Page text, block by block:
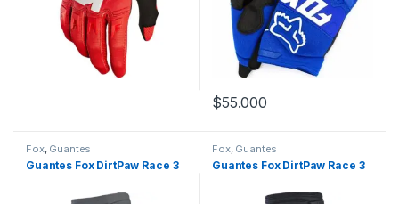
Este producto tiene múltiples variantes. Las opciones se
$55.000
Este producto tiene múltiples
Fox, Guantes
Guantes Fox DirtPaw Race 3
Fox, Guantes
Guantes Fox DirtPaw Race 3